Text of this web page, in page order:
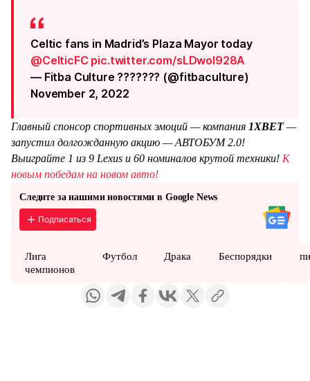
Celtic fans in Madrid’s Plaza Mayor today
@CelticFC pic.twitter.com/sLDwoI928A
— Fitba Culture ??????? (@fitbaculture)
November 2, 2022
Главный спонсор спортивных эмоций — компания 1XBET —
запустил долгожданную акцию — АВТОБУМ 2.0!
Выиграйте 1 из 9 Lexus и 60 номиналов крутой техники! К
новым победам на новом авто!
Следите за нашими новостями в Google News
Подписаться
Лига
чемпионов
Футбол Драка Беспорядки